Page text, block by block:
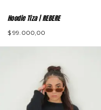
Hoodie Tiza | REBERE
$ 99.000,00